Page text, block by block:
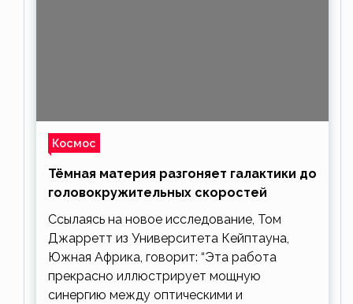
Космос
Тёмная материя разгоняет галактики до
головокружительных скоростей
Ссылаясь на новое исследование, Том
Джарретт из Университета Кейптауна,
Южная Африка, говорит: “Эта работа
прекрасно иллюстрирует мощную
синергию между оптическими и